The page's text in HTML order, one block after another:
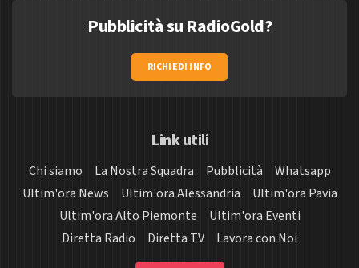
Pubblicità su RadioGold?
RICHIEDI INFO
Link utili
Chi siamo La Nostra Squadra Pubblicità
Whatsapp
Ultim'ora News
Ultim'ora Alessandria
Ultim'ora Pavia
Ultim'ora Alto Piemonte
Ultim'ora Eventi
Diretta Radio
Diretta TV Lavora con Noi